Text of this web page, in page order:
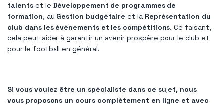
talents et le Développement de programmes de
formation, au Gestion budgétaire et la Représentation du
club dans les événements et les compétitions. Ce faisant,
cela peut aider à garantir un avenir prospère pour le club et
pour le football en général.
Si vous voulez être un spécialiste dans ce sujet, nous
vous proposons un cours complètement en ligne et avec